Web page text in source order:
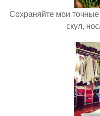
Сохраняйте мои
скул,